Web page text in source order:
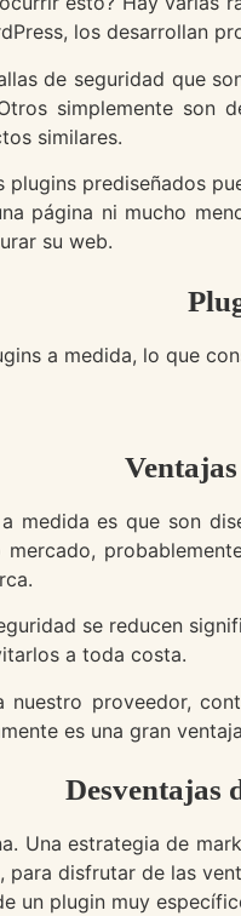
los desarrollan
de seguridad que
simplemente son
similares.
prediseñados
página ni mucho
su web.
a medida, lo que
medida es que son
mercado,
se reducen
a toda costa.
proveedor,
es una gran
Desventajas
Una estrategia de
para disfrutar de las
un plugin muy